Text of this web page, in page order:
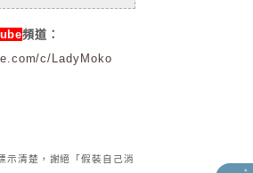
頻道：
c/LadyMoko
示清楚，謝絕「假裝自己消